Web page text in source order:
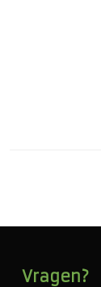
Vragen?